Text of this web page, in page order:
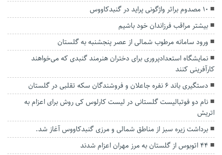
۱۰ مصدوم براثر واژگونی پراید در گنبدکاووس
بیشتر مراقب فرزاندان خود باشیم
ورود سامانه مرطوب شمالی از عصر پنجشنبه به گلستان
نمایشگاه استعدادپروری برای دختران هنرمند گنبدی که می‌خواهند
کارآفرینی کنند
دستگیری باند ۶ نفره جاعلان و فروشندگان سکه تقلبی در گلستان
نام دو فوتبالیست گلستانی در لیست کارلوس کی روش برای اعزام به
اتریش
برداشت زیره سبز از مناطق شمالی و مرزی گنبدکاووس آغاز شد.
۴۴ اتوبوس از گلستان به مرز مهران اعزام شدند